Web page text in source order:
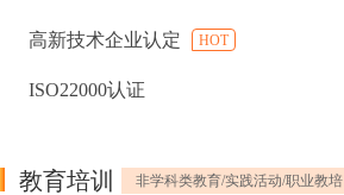
高新技术企业认定 HOT
ISO22000认证
教育培训 非学科类教育/实践活动/职业教培